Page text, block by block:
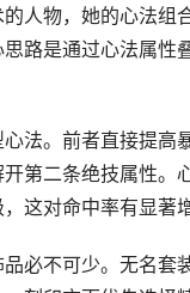
人物，她的心法
路是通过心法属性
法。前者直接提
第二条绝技属性
这对命中率有显著增
必不可少。无名